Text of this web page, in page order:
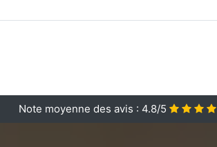
Note moyenne des avis : 4.8/5